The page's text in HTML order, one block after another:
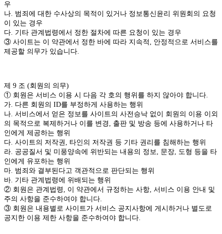
우
나. 범죄에 대한 수사상의 목적이 있거나 정보통신윤리 위원회의 요청
이 있는 경우
다. 기타 관계법령에서 정한 절차에 따른 요청이 있는 경우
③ 사이트는 이 약관에서 정한 바에 따라 지속적, 안정적으로 서비스를
제공할 의무가 있습니다.
제 9 조 (회원의 의무)
① 회원은 서비스 이용 시 다음 각 호의 행위를 하지 않아야 합니다.
가. 다른 회원의 ID를 부정하게 사용하는 행위
나. 서비스에서 얻은 정보를 사이트의 사전승낙 없이 회원의 이용 이외
의 목적으로 복제하거나 이를 변경, 출판 및 방송 등에 사용하거나 타
인에게 제공하는 행위
다. 사이트의 저작권, 타인의 저작권 등 기타 권리를 침해하는 행위
라. 공공질서 및 미풍양속에 위반되는 내용의 정보, 문장, 도형 등을 타
인에게 유포하는 행위
마. 범죄와 결부된다고 객관적으로 판단되는 행위
바. 기타 관계법령에 위배되는 행위
② 회원은 관계법령, 이 약관에서 규정하는 사항, 서비스 이용 안내 및
주의 사항을 준수하여야 합니다.
③ 회원은 내용별로 사이트가 서비스 공지사항에 게시하거나 별도로
공지한 이용 제한 사항을 준수하여야 합니다.